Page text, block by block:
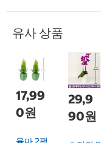
유사 상품
17,99
0원
29,9
90원